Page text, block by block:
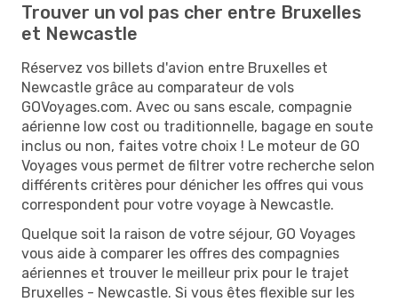
Trouver un vol pas cher entre Bruxelles
et Newcastle
Réservez vos billets d'avion entre Bruxelles et
Newcastle grâce au comparateur de vols
GOVoyages.com. Avec ou sans escale, compagnie
aérienne low cost ou traditionnelle, bagage en soute
inclus ou non, faites votre choix ! Le moteur de GO
Voyages vous permet de filtrer votre recherche selon
différents critères pour dénicher les offres qui vous
correspondent pour votre voyage à Newcastle.
Quelque soit la raison de votre séjour, GO Voyages
vous aide à comparer les offres des compagnies
aériennes et trouver le meilleur prix pour le trajet
Bruxelles - Newcastle. Si vous êtes flexible sur les